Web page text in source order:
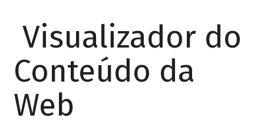
Visualizador do
Conteúdo da
Web